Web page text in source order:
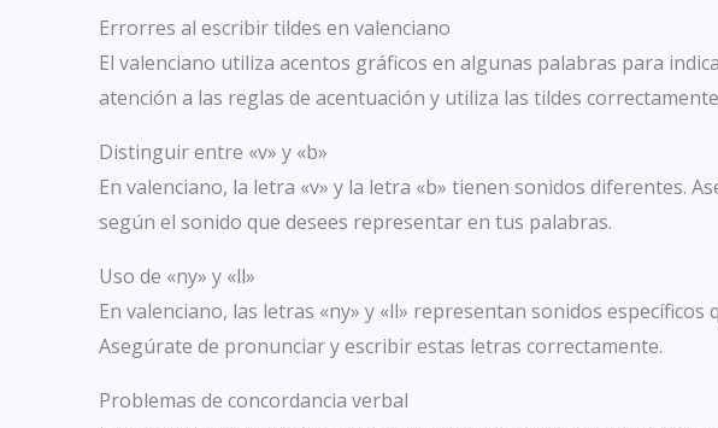
Errorres al escribir tildes en valenciano
El valenciano utiliza acentos gráficos en algunas palabras para
atención a las reglas de acentuación y utiliza las tildes
Distinguir entre «v» y «b»
En valenciano, la letra «v» y la letra «b» tienen sonidos diferentes.
según el sonido que desees representar en tus palabras.
Uso de «ny» y «ll»
En valenciano, las letras «ny» y «ll» representan sonidos específicos
Asegúrate de pronunciar y escribir estas letras correctamente.
Problemas de concordancia verbal